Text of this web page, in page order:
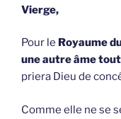
Vierge,
Pour le Royaume
une autre âme
priera Dieu de
Comme elle ne se